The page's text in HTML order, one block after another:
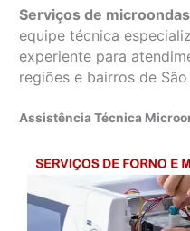
Serviços de
equipe técnica
experiente para
regiões e bairros de São
Assistência Técnica